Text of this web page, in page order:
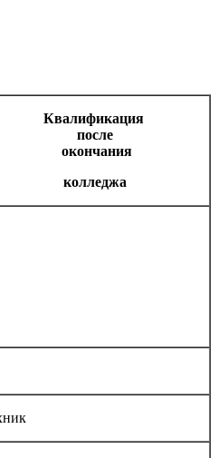
Квалификация
после
окончания
колледжа